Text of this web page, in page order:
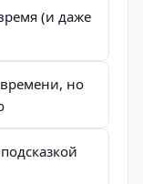
(и даже
но